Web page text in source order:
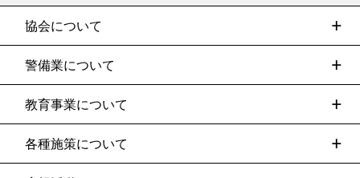
協会について
警備業について
教育事業について
各種施策について